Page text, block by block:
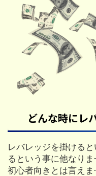
どんな時にレ
レバレッジを掛ける
るという事に他なり
初心者向きとは言えま